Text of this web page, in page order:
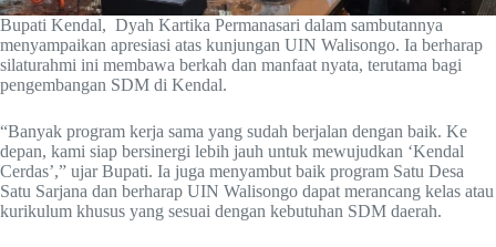
Bupati Kendal, Dyah Kartika Permanasari dalam sambutannya
menyampaikan apresiasi atas kunjungan UIN Walisongo. Ia berharap
silaturahmi ini membawa berkah dan manfaat nyata, terutama bagi
pengembangan SDM di Kendal.
“Banyak program kerja sama yang sudah berjalan dengan baik. Ke
depan, kami siap bersinergi lebih jauh untuk mewujudkan ‘Kendal
Cerdas’,” ujar Bupati. Ia juga menyambut baik program Satu Desa
Satu Sarjana dan berharap UIN Walisongo dapat merancang kelas atau
kurikulum khusus yang sesuai dengan kebutuhan SDM daerah.